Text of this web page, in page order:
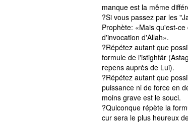
manque est la même
?Si vous passez par les
Prophète: «Mais qu'est-
d'invocation d'Allah».
?Répétez autant que
formule de l'istighfâr
repens auprès de Lui).
?Répétez autant que
puissance ni de force en
moins grave est le souci.
?Quiconque répète la
cur sera le plus heureux